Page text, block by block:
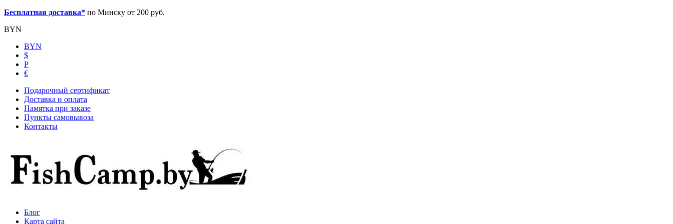
Бесплатная доставка* по Минску от 200 руб.
BYN
BYN
$
Р
€
Подарочный сертификат
Доставка и оплата
Памятка при заказе
Пункты самовывоза
Контакты
Блог
Карта сайта